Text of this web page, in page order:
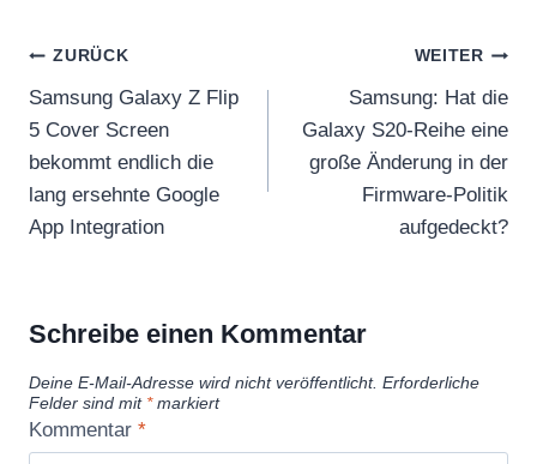
Beitragsnavigation
ZURÜCK
Samsung Galaxy Z Flip
5 Cover Screen
bekommt endlich die
lang ersehnte Google
App Integration
WEITER
Samsung: Hat die
Galaxy S20-Reihe eine
große Änderung in der
Firmware-Politik
aufgedeckt?
Schreibe einen Kommentar
Deine E-Mail-Adresse wird nicht veröffentlicht. Erforderliche
Felder sind mit *markiert
Kommentar *